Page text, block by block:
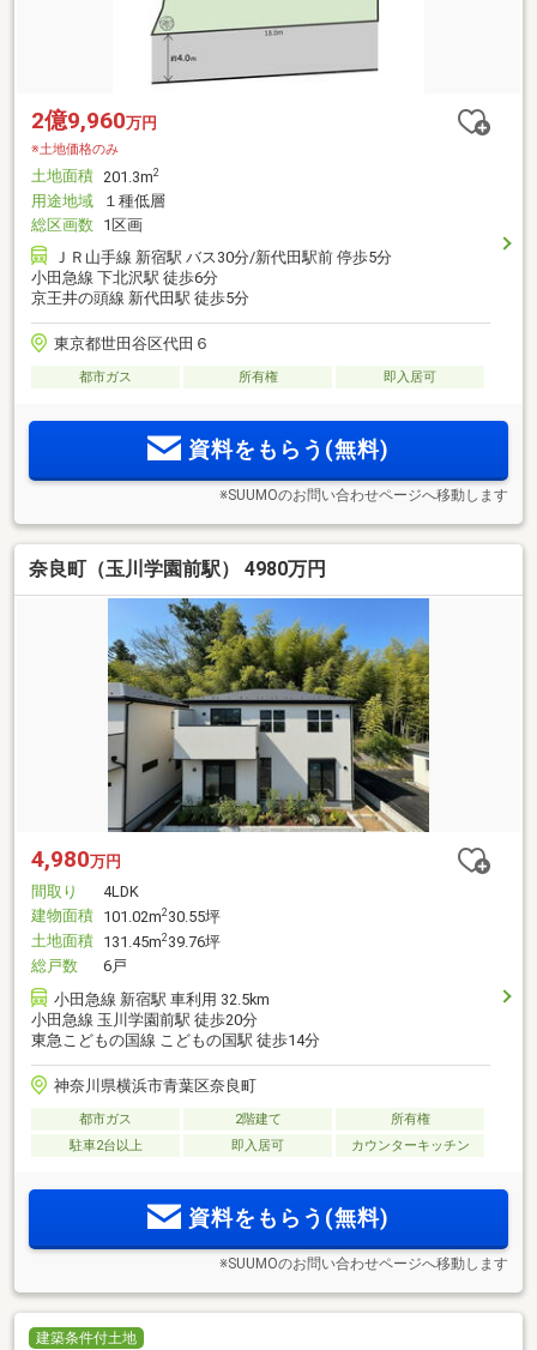
2億9,960万円
※土地価格のみ
土地面積 201.3m2
用途地域
１種低層
総区画数 1区画
ＪＲ山手線 新宿駅 バス30分/新代田駅前 停歩5分
小田急線 下北沢駅 徒歩6分
京王井の頭線 新代田駅 徒歩5分
東京都世田谷区代田６
都市ガス 所有権 即入居可
資料をもらう(無料)
※SUUMOのお問い合わせページへ移動します
奈良町（玉川学園前駅） 4980万円
4,980万円
間取り
4LDK
建物面積 101.02m230.55坪
土地面積 131.45m239.76坪
総戸数
6戸
小田急線 新宿駅 車利用 32.5km
小田急線 玉川学園前駅 徒歩20分
東急こどもの国線 こどもの国駅 徒歩14分
神奈川県横浜市青葉区奈良町
都市ガス 2階建て
所有権
駐車2台以上
即入居可 カウンターキッチン
資料をもらう(無料)
※SUUMOのお問い合わせページへ移動します
建築条件付土地